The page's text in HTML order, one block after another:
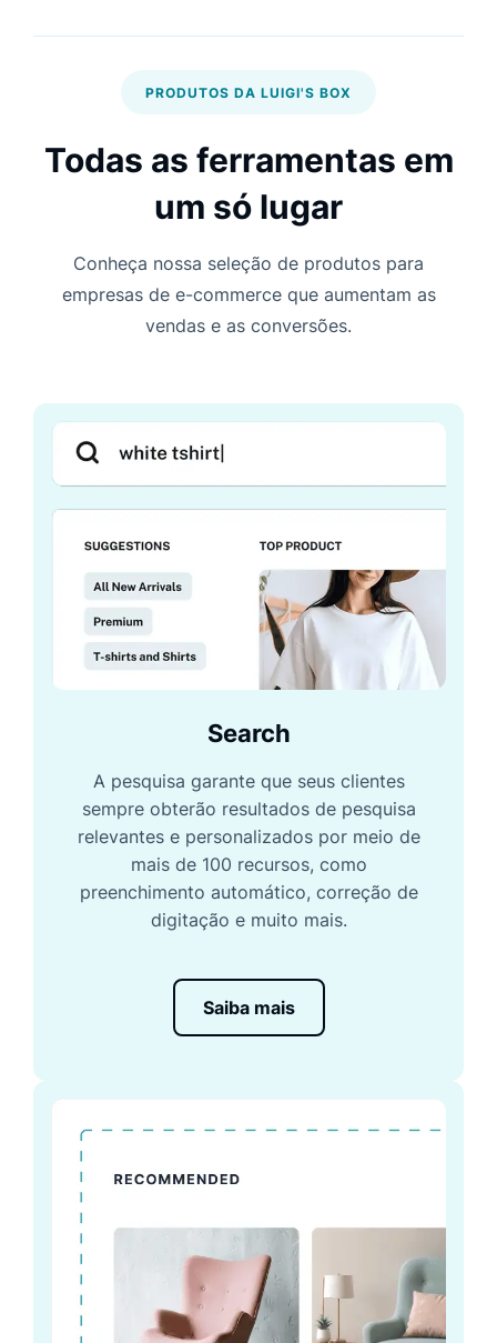
PRODUTOS DA LUIGI'S BOX
Todas as ferramentas em
um só lugar
Conheça nossa seleção de produtos para
empresas de e-commerce que aumentam as
vendas e as conversões.
Search
A pesquisa garante que seus clientes
sempre obterão resultados de pesquisa
relevantes e personalizados por meio de
mais de 100 recursos, como
preenchimento automático, correção de
digitação e muito mais.
Saiba mais